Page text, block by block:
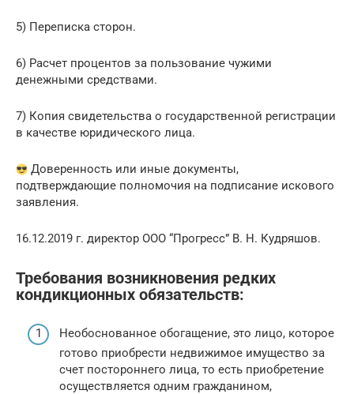
5) Переписка сторон.
6) Расчет процентов за пользование чужими
денежными средствами.
7) Копия свидетельства о государственной регистрации
в качестве юридического лица.
Доверенность или иные документы,
подтверждающие полномочия на подписание искового
заявления.
16.12.2019 г. директор ООО “Прогресс” В. Н. Кудряшов.
Требования возникновения редких
кондикционных обязательств:
Необоснованное обогащение, это лицо, которое
готово приобрести недвижимое имущество за
счет постороннего лица, то есть приобретение
осуществляется одним гражданином,